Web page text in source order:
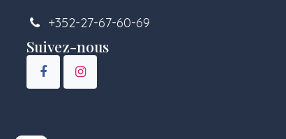
+352-27-67-60-69
Suivez-nous